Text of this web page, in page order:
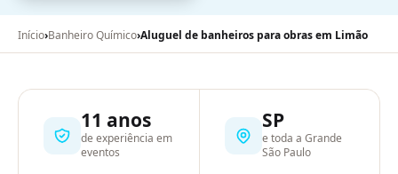
Início›Banheiro Químico›Aluguel de banheiros para obras em Limão
11 anos
de experiência em
eventos
SP
e toda a Grande
São Paulo